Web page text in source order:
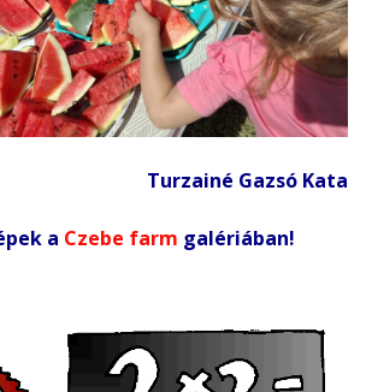
Turzainé Gazsó Kata
a Czebe farm galériában!